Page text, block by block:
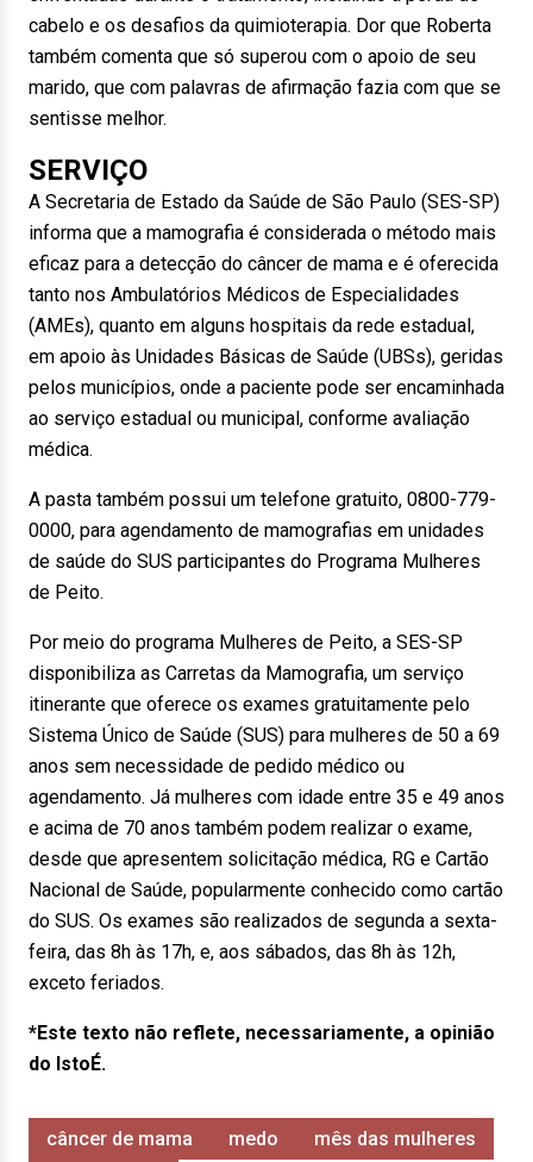
cabelo e os desafios da quimioterapia. Dor que Roberta
também comenta que só superou com o apoio de seu
marido, que com palavras de afirmação fazia com que se
sentisse melhor.
SERVIÇO
A Secretaria de Estado da Saúde de São Paulo (SES-SP)
informa que a mamografia é considerada o método mais
eficaz para a detecção do câncer de mama e é oferecida
tanto nos Ambulatórios Médicos de Especialidades
(AMEs), quanto em alguns hospitais da rede estadual,
em apoio às Unidades Básicas de Saúde (UBSs), geridas
pelos municípios, onde a paciente pode ser encaminhada
ao serviço estadual ou municipal, conforme avaliação
médica.
A pasta também possui um telefone gratuito, 0800-779-
0000, para agendamento de mamografias em unidades
de saúde do SUS participantes do Programa Mulheres
de Peito.
Por meio do programa Mulheres de Peito, a SES-SP
disponibiliza as Carretas da Mamografia, um serviço
itinerante que oferece os exames gratuitamente pelo
Sistema Único de Saúde (SUS) para mulheres de 50 a 69
anos sem necessidade de pedido médico ou
agendamento. Já mulheres com idade entre 35 e 49 anos
e acima de 70 anos também podem realizar o exame,
desde que apresentem solicitação médica, RG e Cartão
Nacional de Saúde, popularmente conhecido como cartão
do SUS. Os exames são realizados de segunda a sexta-
feira, das 8h às 17h, e, aos sábados, das 8h às 12h,
exceto feriados.
*Este texto não reflete, necessariamente, a opinião
do IstoÉ.
câncer de mama medo
mês das mulheres